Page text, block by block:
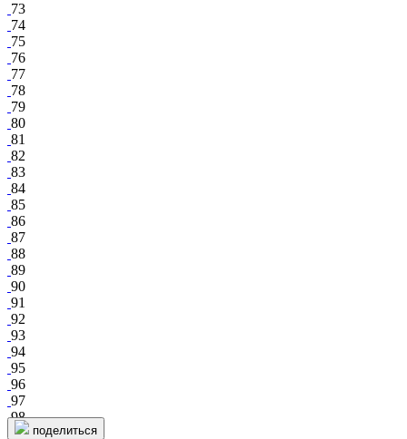
73
74
75
76
77
78
79
80
81
82
83
84
85
86
87
88
89
90
91
92
93
94
95
96
97
98
поделиться